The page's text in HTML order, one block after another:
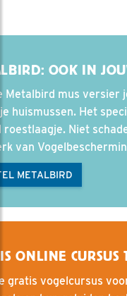
OOK IN
Metalbird mus versier
huismussen. Het
Niet
van
METALBIRD
ONLINE
gratis vogelcursus